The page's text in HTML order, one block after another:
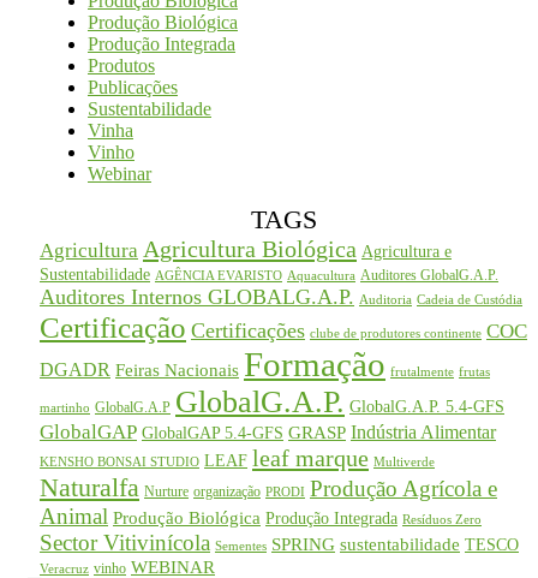
Produção Biológica
Produção Integrada
Produtos
Publicações
Sustentabilidade
Vinha
Vinho
Webinar
TAGS
Agricultura Agricultura Biológica Agricultura e
Sustentabilidade AGÊNCIA EVARISTO Aquacultura Auditores GlobalG.A.P.
Auditores Internos GLOBALG.A.P. Auditoria Cadeia de Custódia
Certificação Certificações clube de produtores continente COC
DGADR Feiras Nacionais Formação frutalmente frutas
martinho GlobalG.A.P GlobalG.A.P. GlobalG.A.P. 5.4-GFS
GlobalGAP GlobalGAP 5.4-GFS GRASP Indústria Alimentar
KENSHO BONSAI STUDIO LEAF leaf marque Multiverde
Naturalfa Nurture organização PRODI Produção Agrícola e
Animal Produção Biológica Produção Integrada Resíduos Zero
Sector Vitivinícola Sementes SPRING sustentabilidade TESCO
Veracruz vinho WEBINAR